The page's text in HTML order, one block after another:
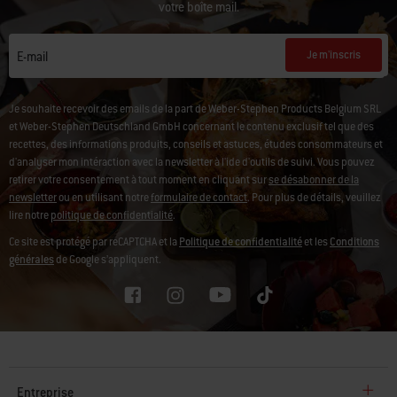
votre boîte mail.
E-mail Je m'inscris
Je souhaite recevoir des emails de la part de Weber-Stephen Products Belgium SRL
et Weber-Stephen Deutschland GmbH concernant le contenu exclusif tel que des
recettes, des informations produits, conseils et astuces, études consommateurs et
d'analyser mon intéraction avec la newsletter à l'ide d'outils de suivi.Vous pouvez
retirer votre consentement à tout moment en cliquant surse désabonner de la
newsletterou en utilisant notreformulaire de contact. Pour plus de détails, veuillez
lire notrepolitique de confidentialité.
Ce site est protégé par reCAPTCHA et la Politique de confidentialitéet lesConditions
généralesde Google s’appliquent.
Entreprise